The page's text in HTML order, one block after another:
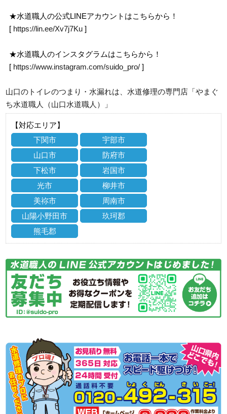
★水道職人の公式LINEアカウントはこちらから！
[ https://lin.ee/Xv7j7Ku ]
★水道職人のインスタグラムはこちらから！
[ https://www.instagram.com/suido_pro/ ]
山口のトイレのつまり・水漏れは、水道修理の専門店「やまぐ
ち水道職人（山口水道職人）」
【対応エリア】
下関市
宇部市
山口市
防府市
下松市
岩国市
光市
柳井市
美祢市
周南市
山陽小野田市
玖珂郡
熊毛郡